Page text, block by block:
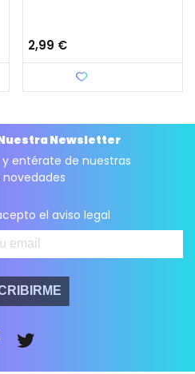
2,99 €
Newsletter
entérate de nuestras
el aviso legal